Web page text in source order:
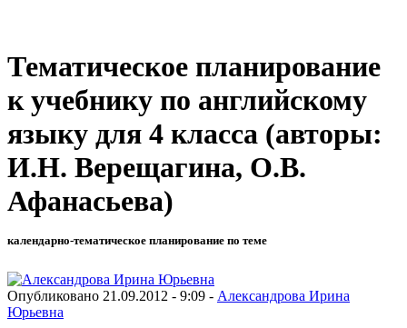
Тематическое планирование
к учебнику по английскому
языку для 4 класса (авторы:
И.Н. Верещагина, О.В.
Афанасьева)
календарно-тематическое планирование по теме
Опубликовано 21.09.2012 - 9:09 - Александрова Ирина
Юрьевна